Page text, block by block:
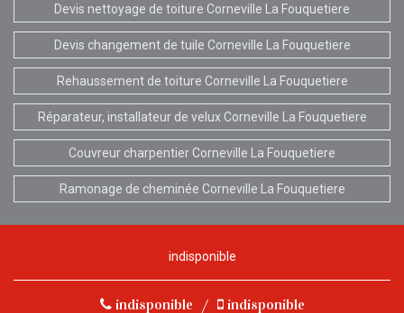
Devis nettoyage de toiture Corneville La Fouquetiere
Devis changement de tuile Corneville La Fouquetiere
Rehaussement de toiture Corneville La Fouquetiere
Réparateur, installateur de velux Corneville La Fouquetiere
Couvreur charpentier Corneville La Fouquetiere
Ramonage de cheminée Corneville La Fouquetiere
indisponible
indisponible / indisponible